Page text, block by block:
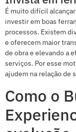
É muito difícil
investir em boas
processos. Existem
e oferecem maior
de obra e elevando a
serviços. Por esse
ajudem na relação de
Como o